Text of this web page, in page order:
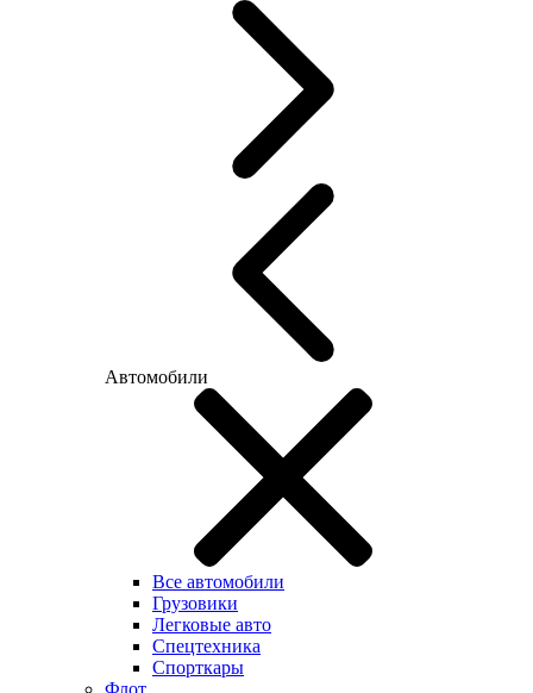
Автомобили
Все автомобили
Грузовики
Легковые авто
Спецтехника
Спорткары
Флот